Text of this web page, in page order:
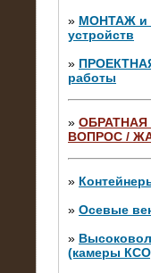
» МОНТАЖ и
устройств
»
работы
»
ВОПРОС /
»
» Осевые
»
(камеры
10.04.2015
Аренда
10 кВ